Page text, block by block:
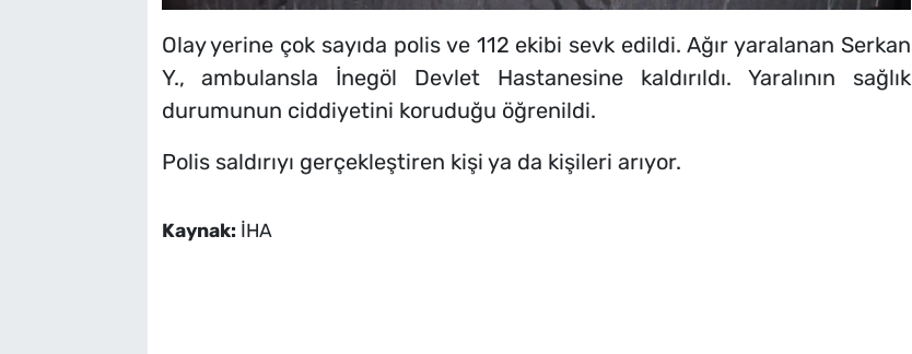
Olay yerine çok sayıda polis ve 112 ekibi sevk edildi. Ağır yaralanan Serkan
Y., ambulansla İnegöl Devlet Hastanesine kaldırıldı. Yaralının sağlık
durumunun ciddiyetini koruduğu öğrenildi.
Polis saldırıyı gerçekleştiren kişi ya da kişileri arıyor.
Kaynak: İHA